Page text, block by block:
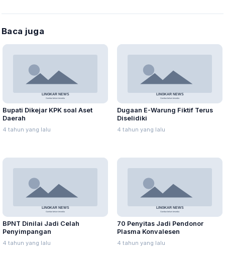
Baca juga
Bupati Dikejar KPK soal Aset
Daerah
4 tahun yang lalu
Dugaan E-Warung Fiktif Terus
Diselidiki
4 tahun yang lalu
BPNT Dinilai Jadi Celah
Penyimpangan
4 tahun yang lalu
70 Penyitas Jadi Pendonor
Plasma Konvalesen
4 tahun yang lalu